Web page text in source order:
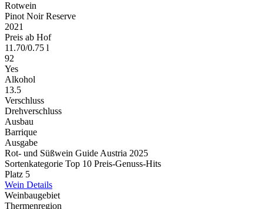
Rotwein
Pinot Noir Reserve
2021
Preis ab Hof
11.70/0.75 l
92
Yes
Alkohol
13.5
Verschluss
Drehverschluss
Ausbau
Barrique
Ausgabe
Rot- und Süßwein Guide Austria 2025
Sortenkategorie Top 10 Preis-Genuss-Hits
Platz 5
Wein Details
Weinbaugebiet
Thermenregion